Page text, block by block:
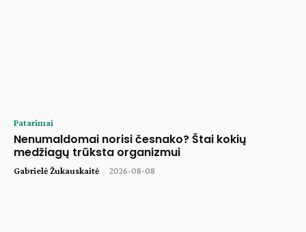
Patarimai
Nenumaldomai norisi česnako? Štai kokių
medžiagų trūksta organizmui
Gabrielė Žukauskaitė - 2026-08-08